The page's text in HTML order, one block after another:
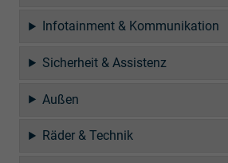
Infotainment & Kommunikation
Sicherheit & Assistenz
Außen
Räder & Technik